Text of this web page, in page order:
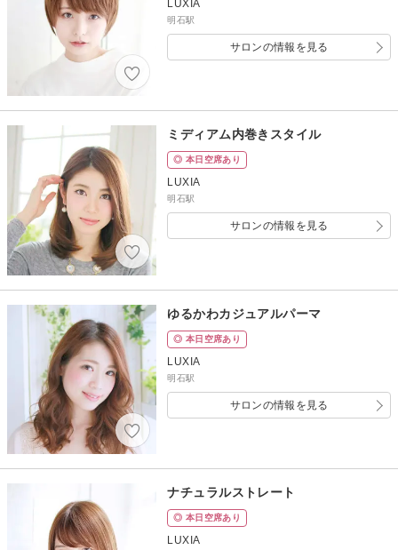
LUXIA
明石駅
サロンの情報を見る
ミディアム内巻きスタイル
◎ 本日空席あり
LUXIA
明石駅
サロンの情報を見る
ゆるかわカジュアルパーマ
◎ 本日空席あり
LUXIA
明石駅
サロンの情報を見る
ナチュラルストレート
◎ 本日空席あり
LUXIA